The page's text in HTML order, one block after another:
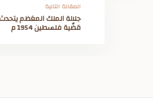
المقالة التالية
جلالة الملك المعَظم
قضّية فلسطين 1954 م